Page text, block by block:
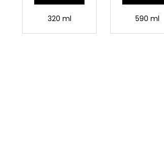
320 ml 590 ml